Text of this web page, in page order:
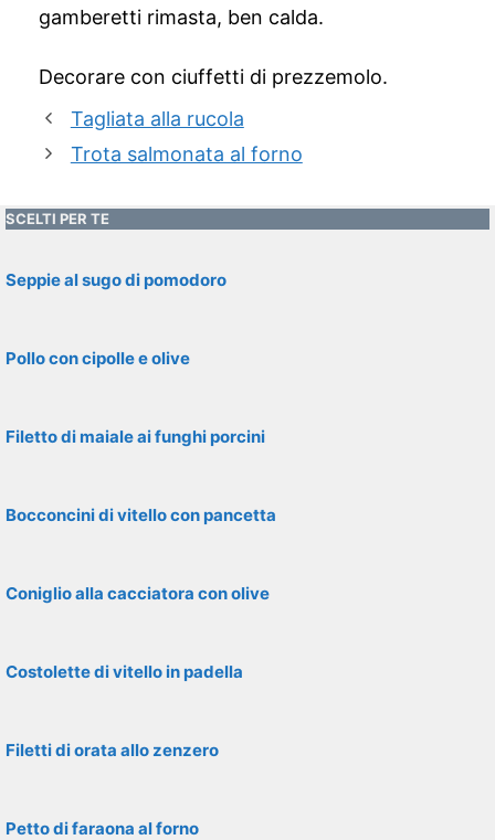
gamberetti rimasta, ben calda.
Decorare con ciuffetti di prezzemolo.
Tagliata alla rucola
Trota salmonata al forno
SCELTI PER TE
Seppie al sugo di pomodoro
Pollo con cipolle e olive
Filetto di maiale ai funghi porcini
Bocconcini di vitello con pancetta
Coniglio alla cacciatora con olive
Costolette di vitello in padella
Filetti di orata allo zenzero
Petto di faraona al forno